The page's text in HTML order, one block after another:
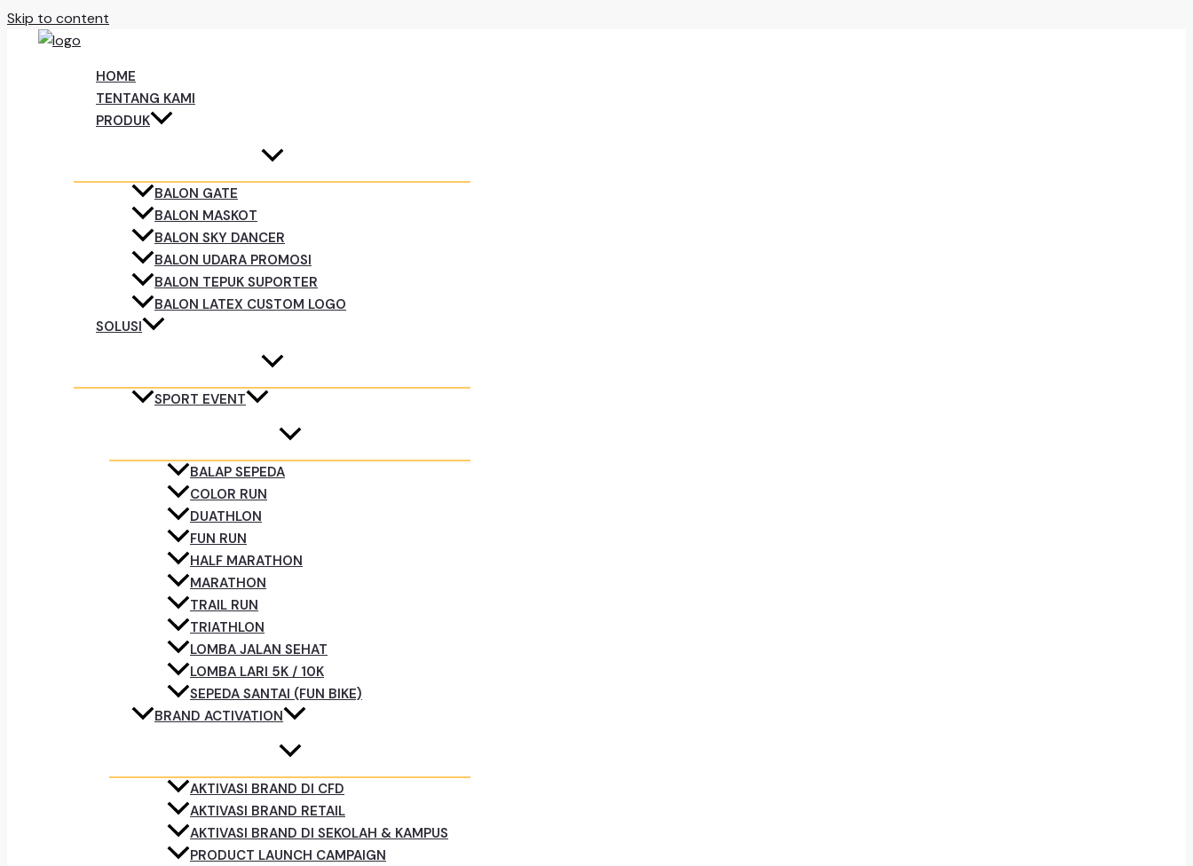
Skip to content
HOME
TENTANG KAMI
PRODUK
BALON GATE
BALON MASKOT
BALON SKY DANCER
BALON UDARA PROMOSI
BALON TEPUK SUPORTER
BALON LATEX CUSTOM LOGO
SOLUSI
SPORT EVENT
BALAP SEPEDA
COLOR RUN
DUATHLON
FUN RUN
HALF MARATHON
MARATHON
TRAIL RUN
TRIATHLON
LOMBA JALAN SEHAT
LOMBA LARI 5K / 10K
SEPEDA SANTAI (FUN BIKE)
BRAND ACTIVATION
AKTIVASI BRAND DI CFD
AKTIVASI BRAND RETAIL
AKTIVASI BRAND DI SEKOLAH & KAMPUS
PRODUCT LAUNCH CAMPAIGN